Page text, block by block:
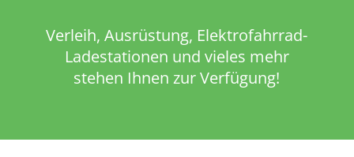
Verleih, Ausrüstung, Elektrofahrrad-
Ladestationen und vieles mehr
stehen Ihnen zur Verfügung!